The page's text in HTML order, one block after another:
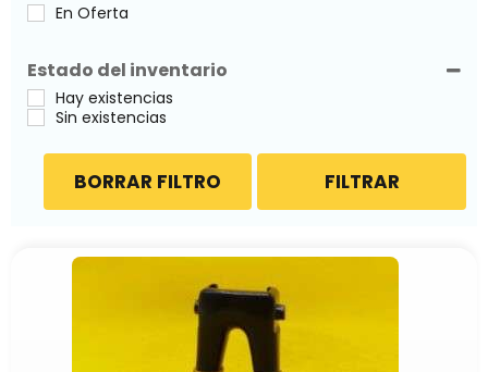
En Oferta
Estado del inventario
Hay existencias
Sin existencias
FILTRAR
BORRAR FILTRO